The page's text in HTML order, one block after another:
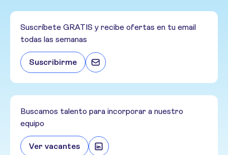
Suscríbete GRATIS y recibe ofertas en tu email
todas las semanas
Suscribirme
Buscamos talento para incorporar a nuestro
equipo
Ver vacantes